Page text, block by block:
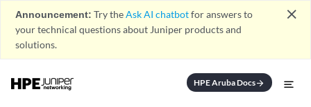
Announcement: Try theAsk AI chatbotfor answers to
your technical questions about Juniper products and
solutions.
close
HPE Aruba Docsarrow_forward